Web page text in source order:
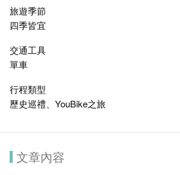
旅遊季節
四季皆宜
交通工具
單車
行程類型
歷史巡禮、YouBike之旅
文章內容